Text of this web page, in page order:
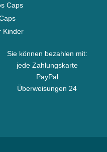
Caps
Kinder
Sie können bezahlen mit:
jede Zahlungskarte
PayPal
Überweisungen 24